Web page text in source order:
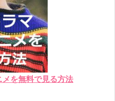
メを無料で見る方法